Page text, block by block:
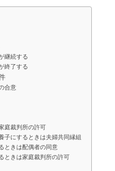
継続する
終了する
合意
庭裁判所の許可
にするときは夫婦共同縁組
ときは配偶者の同意
ときは家庭裁判所の許可